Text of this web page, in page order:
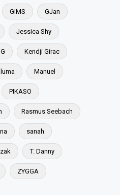
GIMS GJan
Jessica Shy
Kendji Girac
Manuel
PIKASO
Rasmus Seebach
sanah
T. Danny
ZYGGA